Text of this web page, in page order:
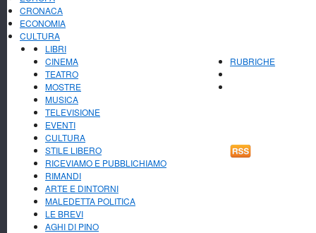
CRONACA
ECONOMIA
CULTURA
LIBRI
CINEMA
TEATRO
MOSTRE
MUSICA
TELEVISIONE
EVENTI
CULTURA
RUBRICHE
STILE LIBERO
RICEVIAMO E PUBBLICHIAMO
RIMANDI
ARTE E DINTORNI
MALEDETTA POLITICA
LE BREVI
AGHI DI PINO